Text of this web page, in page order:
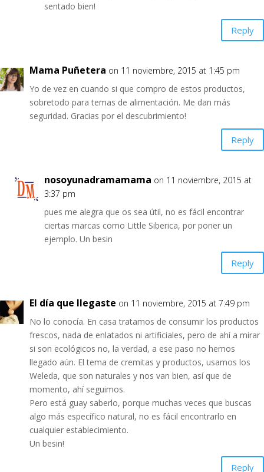
sentado bien!
Reply
Mama Puñetera on 11 noviembre, 2015 at 1:45 pm
Yo de vez en cuando si que compro de estos productos,
sobretodo para temas de alimentación. Me dan más
seguridad. Gracias por el descubrimiento!
Reply
nosoyunadramamama on 11 noviembre, 2015 at
3:37 pm
pues me alegra que os sea útil, no es fácil encontrar
ciertas marcas como Little Siberica, por poner un
ejemplo. Un besin
Reply
El día que llegaste on 11 noviembre, 2015 at 7:49 pm
No lo conocía. En casa tratamos de consumir los productos
frescos, nada de enlatados ni artificiales, pero de ahí a mirar
si son ecológicos no, la verdad, a ese paso no hemos
llegado aún. El tema de cremitas y productos, usamos los
Weleda, que son naturales y nos van bien, así que de
momento, ahí seguimos.
Pero está guay saberlo, porque muchas veces que buscas
algo más específico natural, no es fácil encontrarlo en
cualquier establecimiento.
Un besin!
Reply